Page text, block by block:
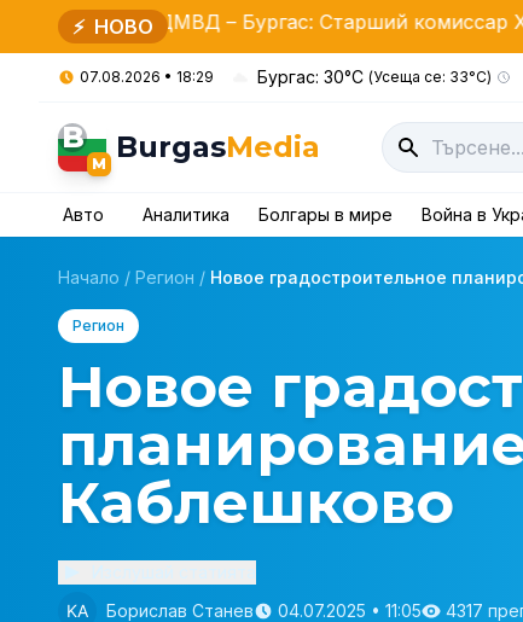
⚡ НОВО
– Бургас: Старший комиссар Христо Ичев
07.08.2026 • 18:29 Бургас: 30°C (Усеща се: 33°C)
B
M BurgasMedia
Авто Аналитика Болгары в мире Война в
Начало / Регион / Новое градостроительное
Регион
Новое
Каблешково
Борислав Станев
04.07.2025 • 11:05 4317